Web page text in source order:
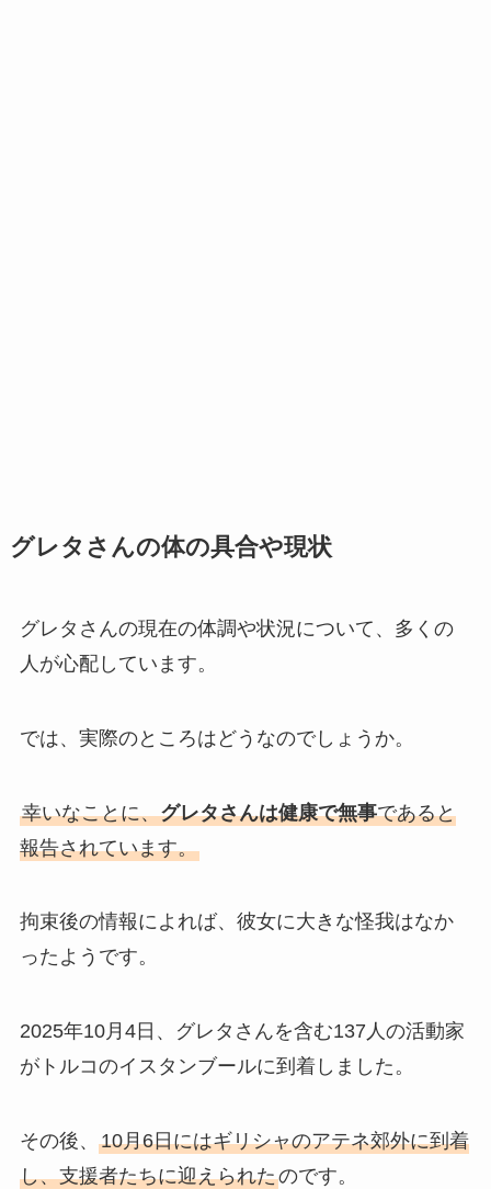
グレタさんの体の具合や現状
グレタさんの現在の体調や状況について、多くの
人が心配しています。
では、実際のところはどうなのでしょうか。
幸いなことに、グレタさんは健康で無事であると
報告されています。
拘束後の情報によれば、彼女に大きな怪我はなか
ったようです。
2025年10月4日、グレタさんを含む137人の活動家
がトルコのイスタンブールに到着しました。
その後、 10月6日にはギリシャのアテネ郊外に到着
し、支援者たちに迎えられたのです。